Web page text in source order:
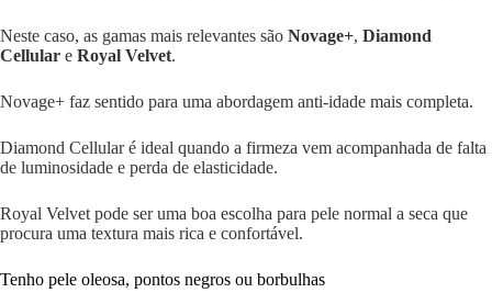
Neste caso, as gamas mais relevantes são Novage+, Diamond
Cellular e Royal Velvet.
Novage+ faz sentido para uma abordagem anti-idade mais completa.
Diamond Cellular é ideal quando a firmeza vem acompanhada de falta
de luminosidade e perda de elasticidade.
Royal Velvet pode ser uma boa escolha para pele normal a seca que
procura uma textura mais rica e confortável.
Tenho pele oleosa, pontos negros ou borbulhas